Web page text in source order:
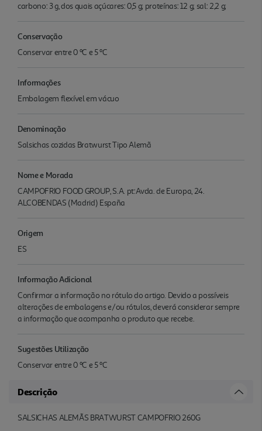
carbono: 3 g, dos quais açúcares: 0,5 g; proteínas: 12 g; sal: 2,2 g;
Conservação
Conservar entre 0 ºC e 5 ºC
Informações
Embalagem flexível em vácuo
Denominação
Salsichas cozidas Bratwurst Tipo Alemã
Nome e Morada
CAMPOFRIO FOOD GROUP, S.A. pt:Avda. de Europa, 24.
ALCOBENDAS (Madrid) España
Origem
ES
Informação Adicional
Confirmar a informação no rótulo do artigo. Devido a possíveis
alterações de embalagens e/ou rótulos, deverá considerar sempre
a informação que acompanha o produto que recebe.
Sugestões Utilização
Conservar entre 0 ºC e 5 ºC
Descrição
SALSICHAS ALEMÃS BRATWURST CAMPOFRIO 260G